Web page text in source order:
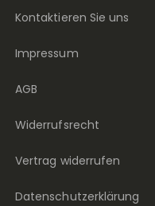
Kontaktieren Sie uns
Impressum
AGB
Widerrufsrecht
Vertrag widerrufen
Datenschutzerklärung